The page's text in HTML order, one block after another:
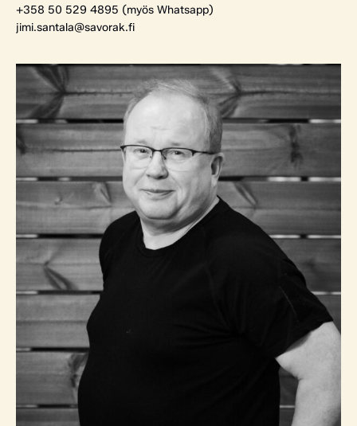
+358 50 529 4895 (myös Whatsapp)
jimi.santala@savorak.fi